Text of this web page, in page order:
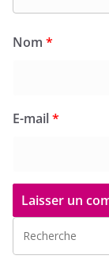
Nom *
E-mail*